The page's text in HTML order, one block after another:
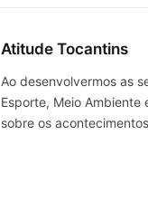
Atitude Tocantins
Ao desenvolvermos as
Esporte, Meio
sobre os